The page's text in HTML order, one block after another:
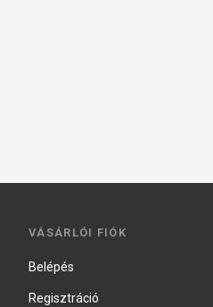
VÁSÁRLÓI FIÓK
Belépés
Regisztráció